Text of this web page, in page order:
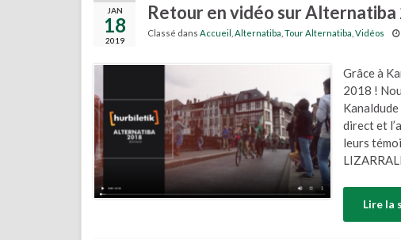
JAN
18
2019
Retour en vidéo sur
Classé dans Accueil Alternatiba Tour Alternatiba Vidéos
Grâce à
2018 !
direct et
leurs
Lire la